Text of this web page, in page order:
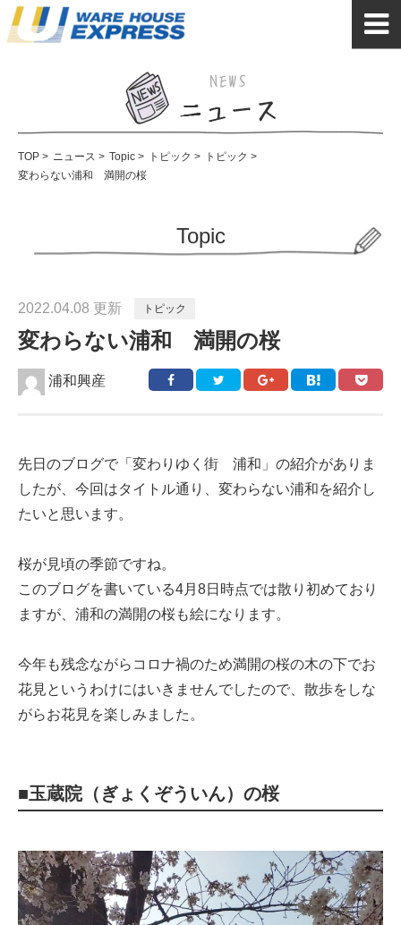
TOP > ニュース > Topic > トピック > トピック >
変わらない浦和 満開の桜
Topic
2022.04.08 更新 トピック
変わらない浦和 満開の桜
浦和興産
先日のブログで「変わりゆく街 浦和」の紹介がありま
したが、今回はタイトル通り、変わらない浦和を紹介し
たいと思います。
桜が見頃の季節ですね。
このブログを書いている4月8日時点では散り初めており
ますが、浦和の満開の桜も絵になります。
今年も残念ながらコロナ禍のため満開の桜の木の下でお
花見というわけにはいきませんでしたので、散歩をしな
がらお花見を楽しみました。
■玉蔵院（ぎょくぞういん）の桜